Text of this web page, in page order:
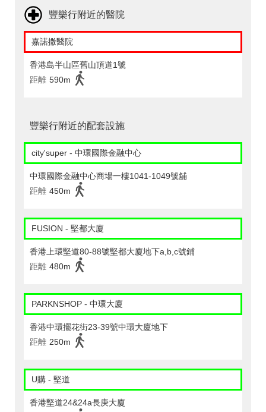
豐樂行附近的醫院
嘉諾撒醫院
香港島半山區舊山頂道1號
距離 590m
豐樂行附近的配套設施
city'super - 中環國際金融中心
中環國際金融中心商場一樓1041-1049號舖
距離 450m
FUSION - 堅都大廈
香港上環堅道80-88號堅都大廈地下a,b,c號鋪
距離 480m
PARKNSHOP - 中環大廈
香港中環擺花街23-39號中環大廈地下
距離 250m
U購 - 堅道
香港堅道24&24a長庚大廈